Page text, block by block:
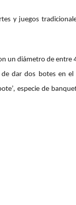
y juegos
un diámetro de entre
dar dos botes en el
especie de